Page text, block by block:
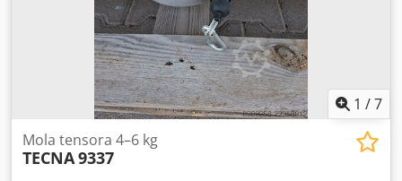
1 /7
Mola tensora 4–6 kg
TECNA9337